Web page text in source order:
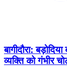
बागीदौरा:
व्यक्ति को गंभीर